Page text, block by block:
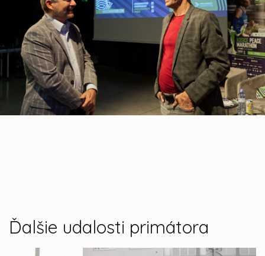
Ďalšie udalosti primátora